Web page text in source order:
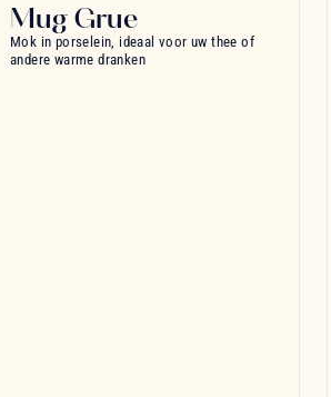
Mug Grue
Mok in porselein, ideaal voor uw thee of
andere warme dranken